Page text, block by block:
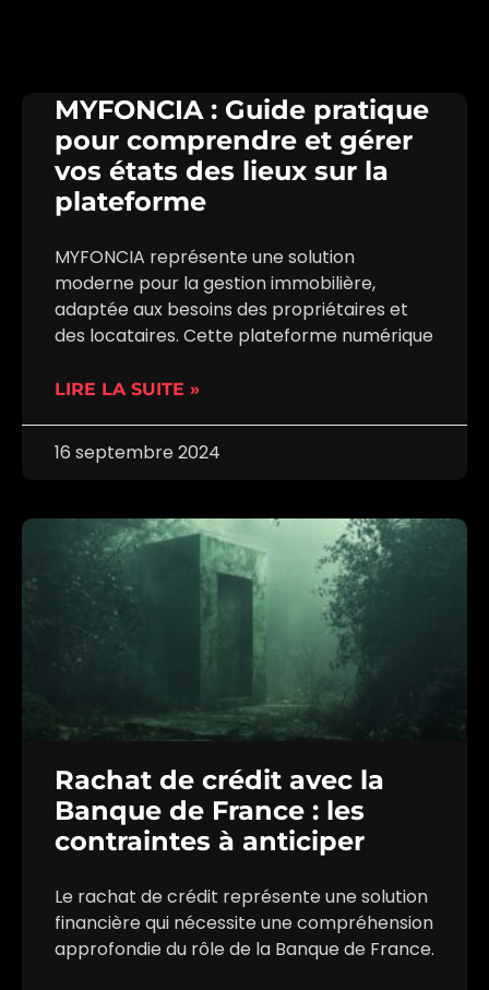
MYFONCIA : Guide pratique
pour comprendre et gérer
vos états des lieux sur la
plateforme
MYFONCIA représente une solution
moderne pour la gestion immobilière,
adaptée aux besoins des propriétaires et
des locataires. Cette plateforme numérique
LIRE LA SUITE »
16 septembre 2024
Rachat de crédit avec la
Banque de France : les
contraintes à anticiper
Le rachat de crédit représente une solution
financière qui nécessite une compréhension
approfondie du rôle de la Banque de France.